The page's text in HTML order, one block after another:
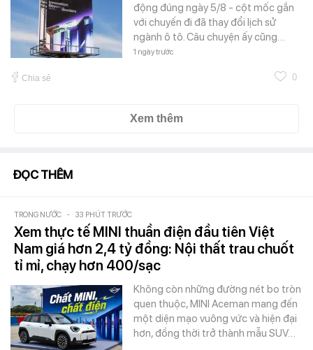
động đúng ngày 5/8 - cột mốc gắn
với chuyến đi đã thay đổi lịch sử
ngành ô tô. Câu chuyện ấy cũng…
1 ngày trước
Chia sẻ 0
Xem thêm
ĐỌC THÊM
TRONG NƯỚC - 33 PHÚT TRƯỚC
Xem thực tế MINI thuần điện đầu tiên Việt
Nam giá hơn 2,4 tỷ đồng: Nội thất trau chuốt
tỉ mỉ, chạy hơn 400/sạc
Không còn những đường nét bo tròn
quen thuộc, MINI Aceman mang đến
một diện mạo vuông vức và hiện đại
hơn, đồng thời trở thành mẫu SUV…